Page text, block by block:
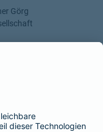
Görg
Media-